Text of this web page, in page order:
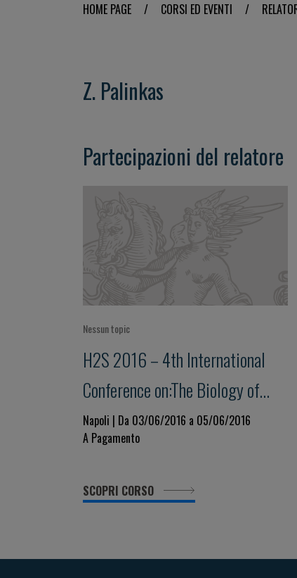
HOME PAGE / CORSI ED EVENTI /
Z. Palinkas
Partecipazioni del relatore
Nessun topic
H2S 2016 – 4th International
Conference on:The Biology of
Hydrogen Sulfide
Napoli | Da 03/06/2016 a 05/06/2016
A Pagamento
SCOPRI CORSO